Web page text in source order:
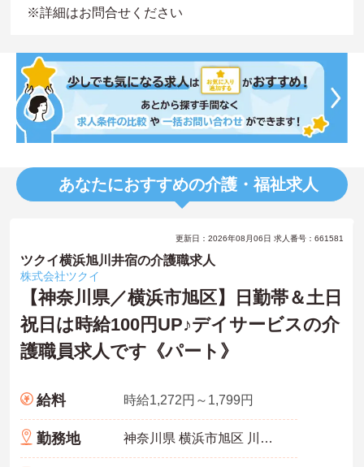
※詳細はお問合せください
あなたにおすすめの介護・福祉求人
更新日：2026年08月06日 求人番号：661581
ツクイ横浜旭川井宿の介護職求人
株式会社ツクイ
【神奈川県／横浜市旭区】日勤帯＆土日
祝日は時給100円UP♪デイサービスの介
護職員求人です《パート》
給料 時給1,272円～1,799円
勤務地 神奈川県 横浜市旭区 川井宿町5-2